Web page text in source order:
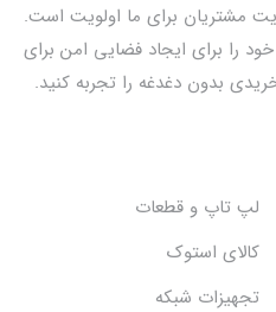
مشتریان برای ما اولویت است.
را برای ایجاد فضایی امن برای
بدون دغدغه را تجربه کنید.
لپ تاپ و قطعات
کالای استوک
تجهیزات شبکه